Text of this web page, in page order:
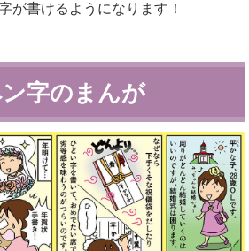
が書けるようになります！
字のまんが